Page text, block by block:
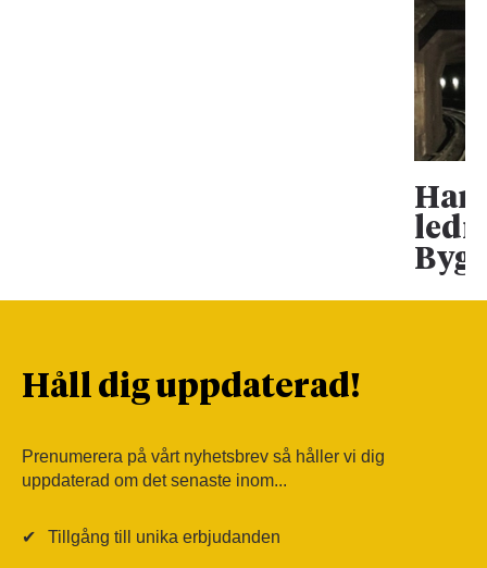
Han
Håll dig uppdaterad!
Prenumerera på vårt nyhetsbrev så håller vi dig
uppdaterad om det senaste inom...
✔ Tillgång till unika erbjudanden